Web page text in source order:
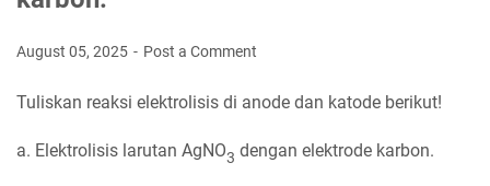
August 05, 2025 Post a Comment
Tuliskan reaksi elektrolisis di anode dan katode berikut!
a. Elektrolisis larutan AgNO3 dengan elektrode karbon.